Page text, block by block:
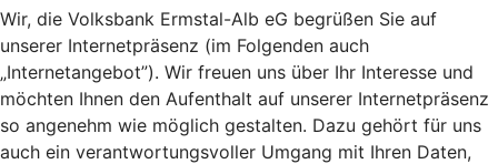
Wir, die Volksbank Ermstal-Alb eG begrüßen Sie auf
unserer Internetpräsenz (im Folgenden auch
„Internetangebot”). Wir freuen uns über Ihr Interesse und
möchten Ihnen den Aufenthalt auf unserer Internetpräsenz
so angenehm wie möglich gestalten. Dazu gehört für uns
auch ein verantwortungsvoller Umgang mit Ihren Daten,